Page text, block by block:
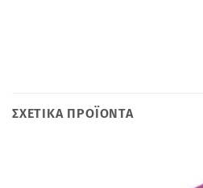
ΣΧΕΤΙΚΆ ΠΡΟΪΌΝΤΑ